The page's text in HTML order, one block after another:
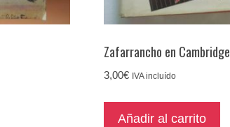
Zafarrancho en Cambridge
3,00€ IVA incluído
Añadir al carrito